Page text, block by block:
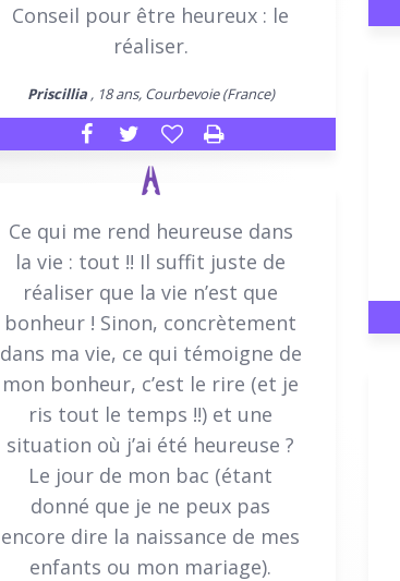
Conseil pour être heureux : le
réaliser.
Priscillia, 18 ans, Courbevoie (France)
Ce qui me rend heureuse dans
la vie : tout !! Il suffit juste de
réaliser que la vie n’est que
bonheur ! Sinon, concrètement
dans ma vie, ce qui témoigne de
mon bonheur, c’est le rire (et je
ris tout le temps !!) et une
situation où j’ai été heureuse ?
Le jour de mon bac (étant
donné que je ne peux pas
encore dire la naissance de mes
enfants ou mon mariage).